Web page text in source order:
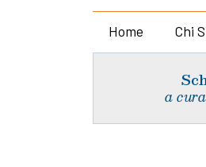
Home Chi
a